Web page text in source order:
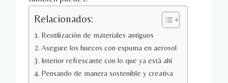
Relacionados:
Reutilización de materiales antiguos
Asegure los huecos con espuma en aerosol
Interior refrescante con lo que ya está ahí
Pensando de manera sostenible y creativa